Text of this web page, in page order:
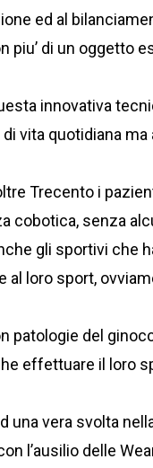
ed al
piu’ di un oggetto
innovativa
di vita quotidiana
Trecento i
cobotica, senza
gli sportivi che
al loro sport,
patologie del
effettuare il loro
una vera svolta
l’ausilio delle